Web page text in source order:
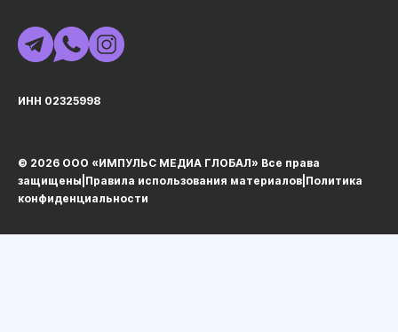
ИНН 02325998
© 2026 ООО «ИМПУЛЬС МЕДИА ГЛОБАЛ» Все права
защищеныㅤ|ㅤ Правила использования материалов Политика
конфиденциальности